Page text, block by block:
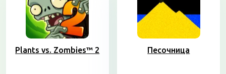
Plants vs. Zombies™ 2 Песочница